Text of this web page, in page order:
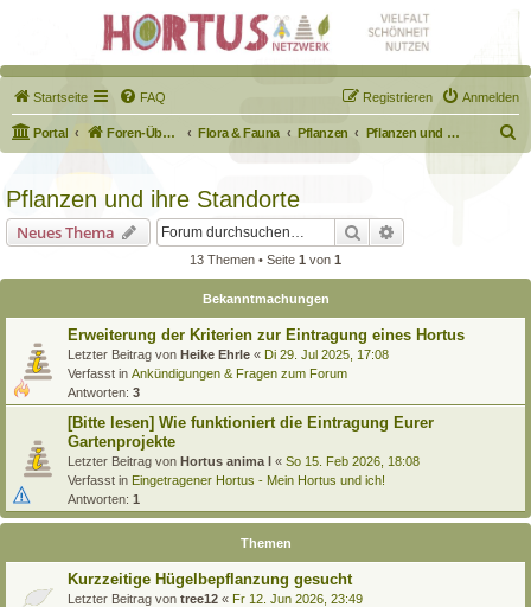
Startseite FAQ Anmelden
Registrieren
Portal Foren-Übersicht Flora & Fauna Pflanzen Pflanzen und ihre Standorte
u
Pflanzen und ihre Standorte
Neues Thema Suche
13 Themen • Seite 1 von 1
Bekanntmachungen
Erweiterung der Kriterien zur Eintragung eines Hortus
Letzter Beitrag von Heike Ehrle « Di 29. Jul 2025, 17:08
Verfasst in Ankündigungen & Fragen zum Forum
Antworten: 3
[Bitte lesen] Wie funktioniert die Eintragung Eurer
Gartenprojekte
Letzter Beitrag von Hortus anima l « So 15. Feb 2026, 18:08
Verfasst in Eingetragener Hortus - Mein Hortus und ich!
Antworten: 1
Themen
Kurzzeitige Hügelbepflanzung gesucht
Letzter Beitrag von tree12 « Fr 12. Jun 2026, 23:49